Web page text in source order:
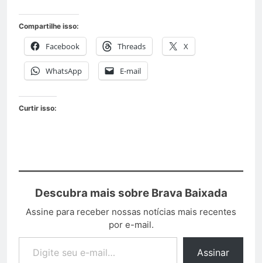
Compartilhe isso:
Facebook Threads X
WhatsApp E-mail
Curtir isso:
Descubra mais sobre Brava Baixada
Assine para receber nossas notícias mais recentes
por e-mail.
Assinar